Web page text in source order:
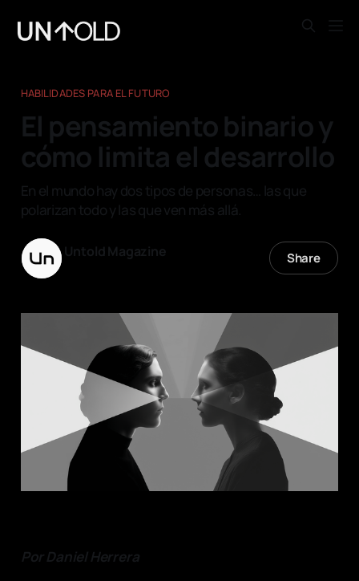
HABILIDADES PARA EL FUTURO
El pensamiento binario y
cómo limita el desarrollo
En el mundo hay dos tipos de personas… las que
polarizan todo y las que ven más allá.
Untold Magazine Share
Por Daniel Herrera